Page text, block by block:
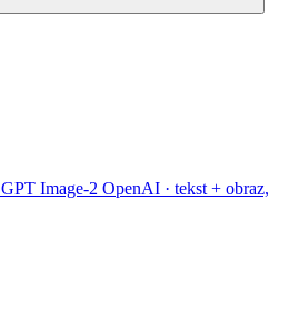
GPT Image-2 OpenAI · tekst + obraz,